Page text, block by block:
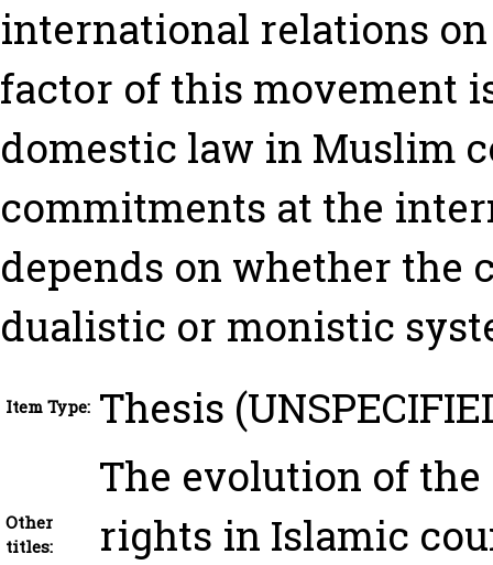
international relations
factor of this movement
domestic law in Muslim
commitments at the
depends on whether the
dualistic or monistic
Item Type: Thesis
Other
titles:
The evolution of
rights in Islamic